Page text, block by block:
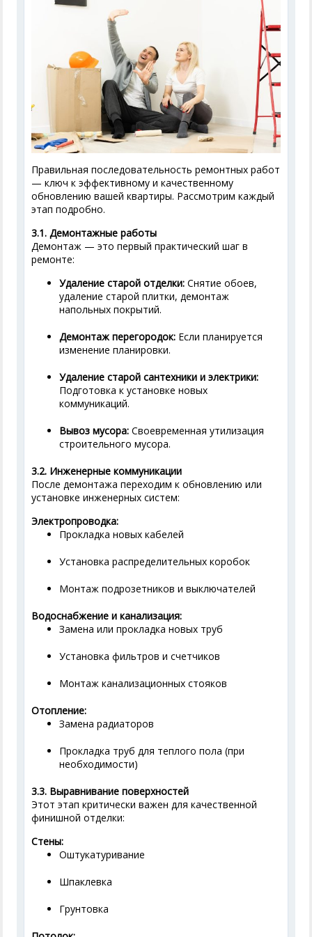
Правильная последовательность ремонтных работ
— ключ к эффективному и качественному
обновлению вашей квартиры. Рассмотрим каждый
этап подробно.
3.1. Демонтажные работы
Демонтаж — это первый практический шаг в
ремонте:
Удаление старой отделки: Снятие обоев,
удаление старой плитки, демонтаж
напольных покрытий.
Демонтаж перегородок: Если планируется
изменение планировки.
Удаление старой сантехники и электрики:
Подготовка к установке новых
коммуникаций.
Вывоз мусора: Своевременная утилизация
строительного мусора.
3.2. Инженерные коммуникации
После демонтажа переходим к обновлению или
установке инженерных систем:
Электропроводка:
Прокладка новых кабелей
Установка распределительных коробок
Монтаж подрозетников и выключателей
Водоснабжение и канализация:
Замена или прокладка новых труб
Установка фильтров и счетчиков
Монтаж канализационных стояков
Отопление:
Замена радиаторов
Прокладка труб для теплого пола (при
необходимости)
3.3. Выравнивание поверхностей
Этот этап критически важен для качественной
финишной отделки:
Стены:
Оштукатуривание
Шпаклевка
Грунтовка